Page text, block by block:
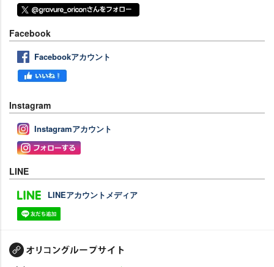
Facebook
Facebookアカウント
Instagram
Instagramアカウント
LINE
LINEアカウントメディア